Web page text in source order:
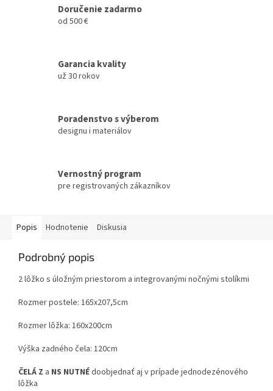
Doručenie zadarmo
od 500 €
Garancia kvality
už 30 rokov
Poradenstvo s výberom
designu i materiálov
Vernostný program
pre registrovaných zákazníkov
Popis Hodnotenie Diskusia
Podrobný popis
2 lôžko s úložným priestorom a integrovanými nočnými stolíkmi
Rozmer postele: 165x207,5cm
Rozmer lôžka: 160x200cm
Výška zadného čela: 120cm
ČELÁ Z a NS NUTNÉdoobjednať aj v prípade jednodezénového
lôžka